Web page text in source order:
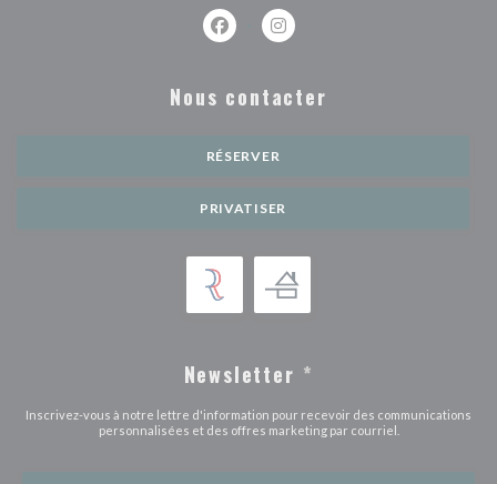
Facebook ((ouvre une nouvelle
Instagram ((ouvre une
Nous contacter
RÉSERVER
PRIVATISER
Newsletter *
Inscrivez-vous à notre lettre d'information pour recevoir des communications
personnalisées et des offres marketing par courriel.